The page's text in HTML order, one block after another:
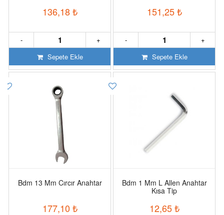
136,18₺
+
-
Sepete Ekle
151,25₺
+
-
Sepete Ekle
Bdm 13 Mm Cırcır Anahtar
177,10 ₺
Bdm 1 Mm L Allen Anahtar
Kısa Tip
12,65₺